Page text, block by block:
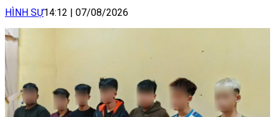
HÌNH SỰ14:12 07/08/2026